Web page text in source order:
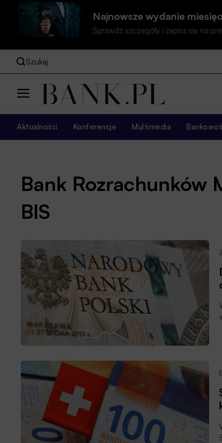
Najnowsze wydanie
Sprawdź szczegóły i zapisz się na
Szukaj
Aktualności Konferencje Multimedia
Bank Rozrachunków
BIS